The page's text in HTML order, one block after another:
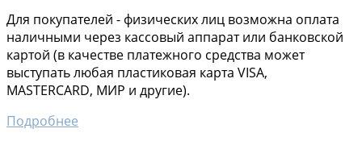
Для покупателей - физических лиц возможна оплата
наличными через кассовый аппарат или банковской
картой (в качестве платежного средства может
выступать любая пластиковая карта VISA,
MASTERCARD, МИР и другие).
Подробнее